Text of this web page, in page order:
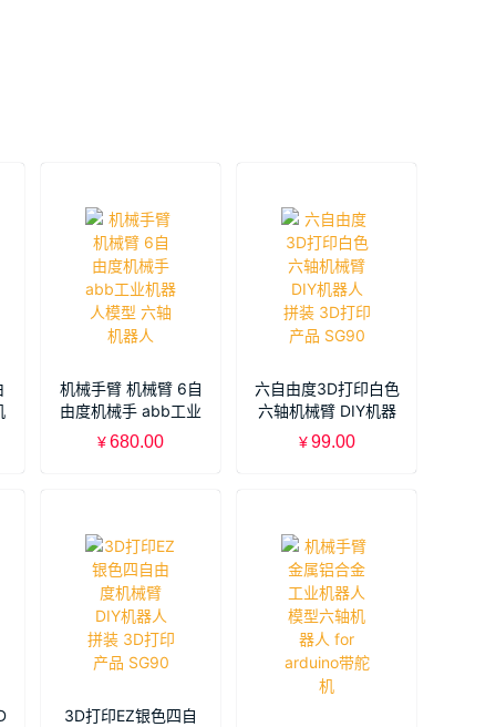
机械手臂 机械臂 6自
由度机械手 abb工业
机器人模型 六轴机器
¥680.00
六自由度3D打印白色
六轴机械臂 DIY机器
人 拼装 3D打印产品
¥ 99.00
3D打印EZ银色四自